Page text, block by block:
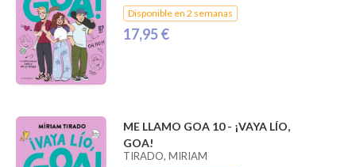
Disponible en 2 semanas
17,95 €
ME LLAMO GOA 10 - ¡VAYA LÍO,
GOA!
TIRADO, MIRIAM